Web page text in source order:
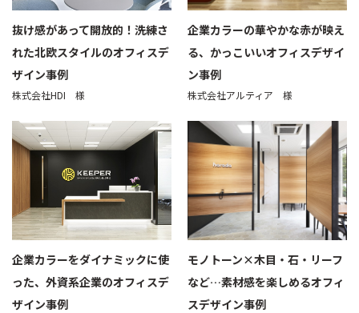
抜け感があって開放的！洗練さ
れた北欧スタイルのオフィスデ
ザイン事例
株式会社HDI 様
企業カラーの華やかな赤が映え
る、かっこいいオフィスデザイ
ン事例
株式会社アルティア 様
企業カラーをダイナミックに使
った、外資系企業のオフィスデ
ザイン事例
モノトーン×木目・石・リーフ
など…素材感を楽しめるオフィ
スデザイン事例